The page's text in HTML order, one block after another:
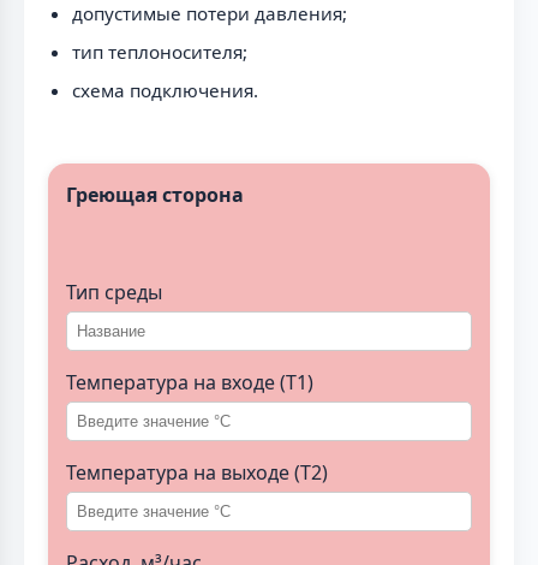
допустимые потери давления;
тип теплоносителя;
схема подключения.
Греющая сторона
Тип среды
Температура на входе (T1)
Температура на выходе (T2)